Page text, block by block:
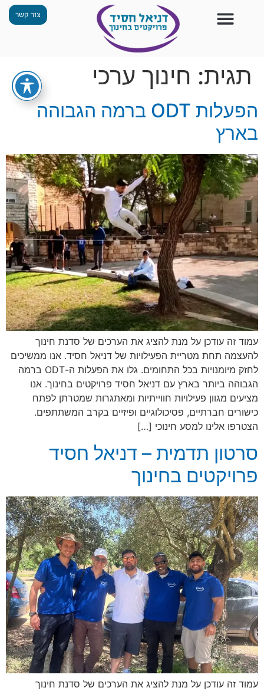
צור קשר
תגית: חינוך ערכי
הפעלות ODT ברמה הגבוהה
בארץ
עמוד זה עודכן על מנת להציג את הערכים של סדנת חינוך
להעצמה תחת מטריית הפעילויות של דניאל חסיד. אנו ממשיכים
לחזק מיומנויות בכל התחומים. גלו את הפעלות ה-ODT ברמה
הגבוהה ביותר בארץ עם דניאל חסיד פרויקטים בחינוך. אנו
מציעים מגוון פעילויות חווייתיות ומאתגרות שמטרתן לפתח
כישורים חברתיים, פסיכולוגיים ופיזיים בקרב המשתתפים.
הצטרפו אלינו למסע חינוכי […]
סרטון תדמית – דניאל חסיד
פרויקטים בחינוך
עמוד זה עודכן על מנת להציג את הערכים של סדנת חינוך